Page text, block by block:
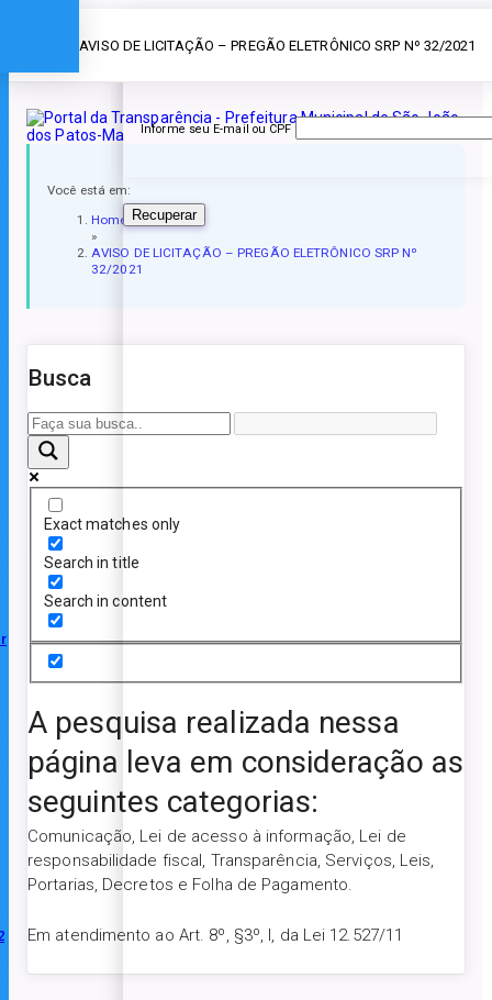
» AVISO DE LICITAÇÃO – PREGÃO ELETRÔNICO SRP Nº 32/2021
Você está em:
Home
»
AVISO DE LICITAÇÃO – PREGÃO ELETRÔNICO SRP Nº
32/2021
Busca
Exact matches only
Search in title
Search in content
A pesquisa realizada nessa
página leva em consideração as
seguintes categorias:
Comunicação, Lei de acesso à informação, Lei de
responsabilidade fiscal, Transparência, Serviços, Leis,
Portarias, Decretos e Folha de Pagamento.
Em atendimento ao Art. 8º, §3º, I, da Lei 12.527/11
Informe seu E-mail ou CPF
Recuperar